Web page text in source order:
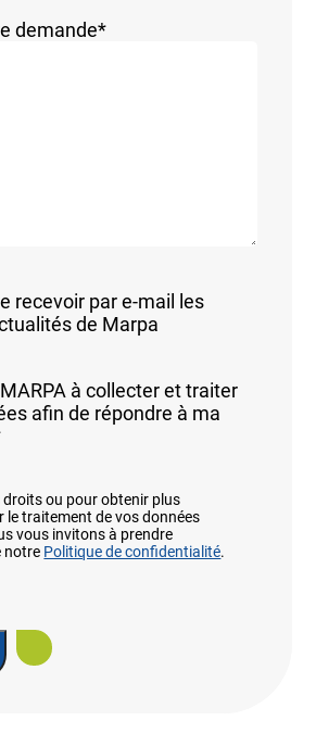
demande*
recevoir par e-mail les
de Marpa
à collecter et traiter
afin de répondre à ma
droits ou pour obtenir plus
le traitement de vos données
vous invitons à prendre
notre Politique de confidentialité.